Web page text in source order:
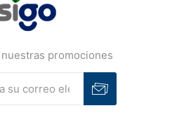
promociones